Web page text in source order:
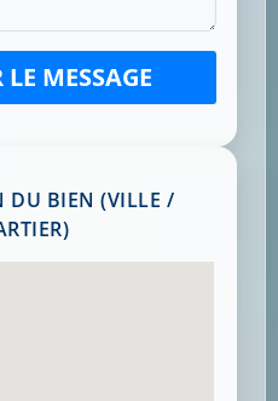
LE MESSAGE
DU BIEN (VILLE /